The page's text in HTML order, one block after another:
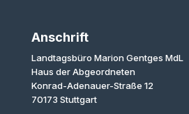
Anschrift
Landtagsbüro Marion Gentges MdL
Haus der Abgeordneten
Konrad-Adenauer-Straße 12
70173 Stuttgart